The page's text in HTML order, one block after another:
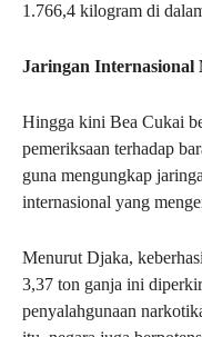
1.766,4 kilogram di
Jaringan Internasional
Hingga kini Bea Cukai
pemeriksaan terhadap
guna mengungkap
internasional yang
Menurut Djaka,
3,37 ton ganja ini
penyalahgunaan